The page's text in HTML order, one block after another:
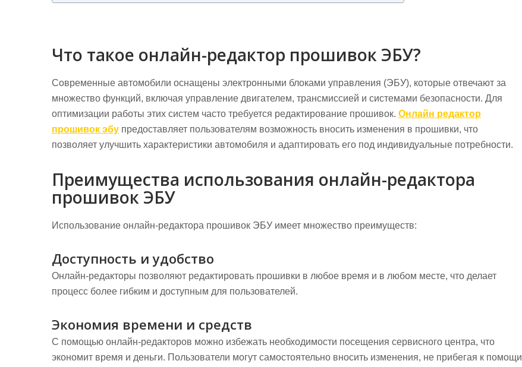
Что такое онлайн-редактор прошивок ЭБУ?
Современные автомобили оснащены электронными блоками управления (ЭБУ), которые отвечают за
множество функций, включая управление двигателем, трансмиссией и системами безопасности. Для
оптимизации работы этих систем часто требуется редактирование прошивок. Онлайн редактор
прошивок эбу предоставляет пользователям возможность вносить изменения в прошивки, что
позволяет улучшить характеристики автомобиля и адаптировать его под индивидуальные потребности.
Преимущества использования онлайн-редактора
прошивок ЭБУ
Использование онлайн-редактора прошивок ЭБУ имеет множество преимуществ:
Доступность и удобство
Онлайн-редакторы позволяют редактировать прошивки в любое время и в любом месте, что делает
процесс более гибким и доступным для пользователей.
Экономия времени и средств
С помощью онлайн-редакторов можно избежать необходимости посещения сервисного центра, что
экономит время и деньги. Пользователи могут самостоятельно вносить изменения, не прибегая к помощи